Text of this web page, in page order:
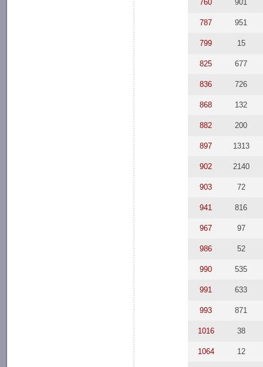
760 901
787 951
799 15
825 677
836 726
868 132
882 200
897 1313
902 2140
903 72
941 816
967 97
986 52
990 535
991 633
993 871
1016 38
1064 12